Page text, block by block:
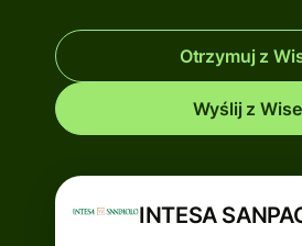
Otrzymuj z
Wyślij z Wise
INTESA